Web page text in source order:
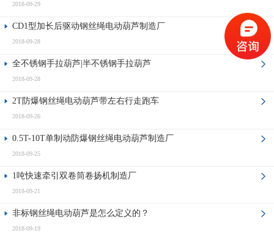
2018-09-29
CD1型加长后驱动钢丝绳电动葫芦制造厂
2018-09-28
全不锈钢手拉葫芦|半不锈钢手拉葫芦
2018-09-28
2T防爆钢丝绳电动葫芦带左右行走跑车
2018-09-26
0.5T-10T单制动防爆钢丝绳电动葫芦制造厂
2018-09-25
1吨快速牵引双卷筒卷扬机制造厂
2018-09-21
非标钢丝绳电动葫芦是怎么定义的？
2018-09-19